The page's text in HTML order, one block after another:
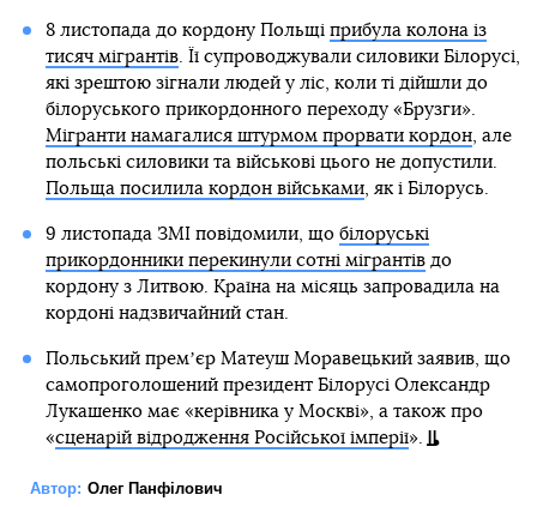
8 листопада до кордону Польщі прибула колона із
тисяч мігрантів. Її супроводжували силовики Білорусі,
які зрештою зігнали людей у ліс, коли ті дійшли до
білоруського прикордонного переходу «Брузги».
Мігранти намагалися штурмом прорвати кордон, але
польські силовики та військові цього не допустили.
Польща посилила кордон військами, як і Білорусь.
9 листопада ЗМІ повідомили, що білоруські
прикордонники перекинули сотні мігрантівдо
кордону з Литвою. Країна на місяць запровадила на
кордоні надзвичайний стан.
Польський премʼєр Матеуш Моравецький заявив, що
самопроголошений президент Білорусі Олександр
Лукашенко має «керівника у Москві», а також про
«сценарій відродження Російської імперії».
Автор: Олег Панфілович